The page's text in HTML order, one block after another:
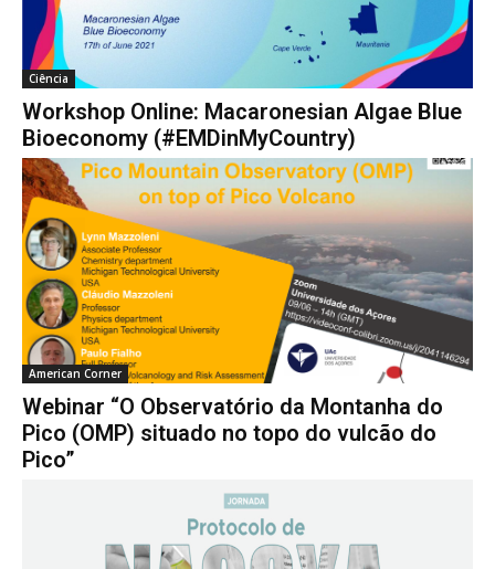
Ciência
Workshop Online: Macaronesian Algae Blue
Bioeconomy (#EMDinMyCountry)
American Corner
Webinar “O Observatório da Montanha do
Pico (OMP) situado no topo do vulcão do
Pico”